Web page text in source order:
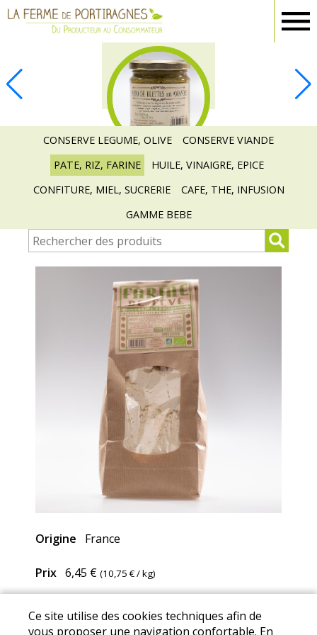
Portiragnes
EPICERIE
CONSERVE LEGUME, OLIVE
CONSERVE VIANDE
PATE, RIZ, FARINE
HUILE, VINAIGRE, EPICE
CONFITURE, MIEL, SUCRERIE
CAFE, THE, INFUSION
GAMME BEBE
Origine France
Prix 6,45 € (10,75 €/ kg)
Mentions LégalesIConditions Générales de Ventes
Ce site utilise des cookies techniques afin de
vous proposer une navigation confortable. En